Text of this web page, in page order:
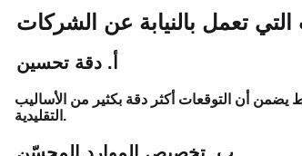
التي تعمل بالنيابة عن الشركات
أ. دقة تحسين
يضمن أن التوقعات أكثر دقة بكثير من الأساليب
التقليدية.